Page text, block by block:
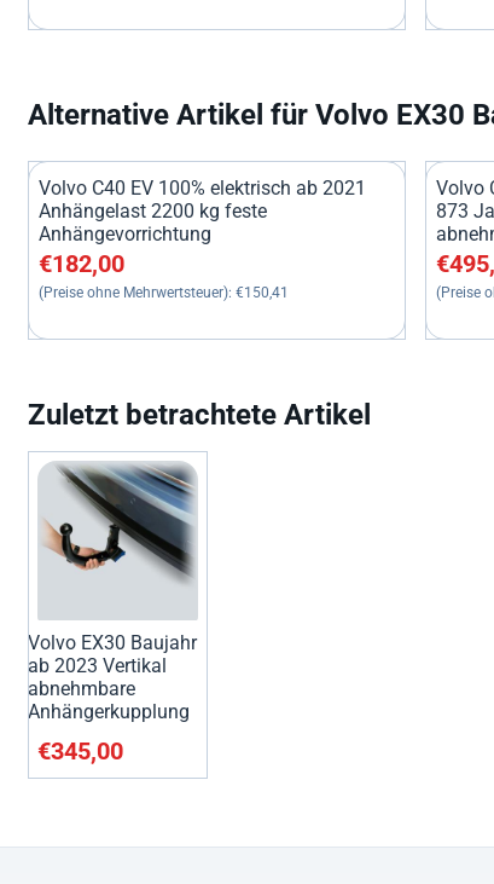
Alternative Artikel fürVolvo EX30
Volvo C40 EV 100% elektrisch ab 2021
Anhängelast 2200 kg feste
Anhängevorrichtung
Preis: 182,00, ohne MwSt.: 150,41
€182,00
(Preise ohne Mehrwertsteuer): €150,41
Volvo
873
Preis:
(Preise
Zuletzt betrachtete Artikel
Volvo EX30 Baujahr
ab 2023 Vertikal
abnehmbare
Anhängerkupplung
€345,00